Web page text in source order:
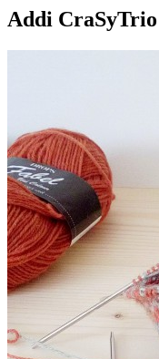
Addi